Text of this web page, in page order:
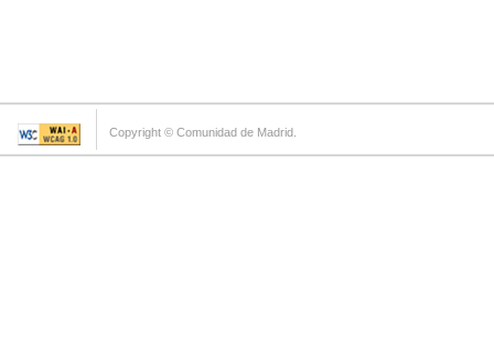
Copyright © Comunidad de Madrid.